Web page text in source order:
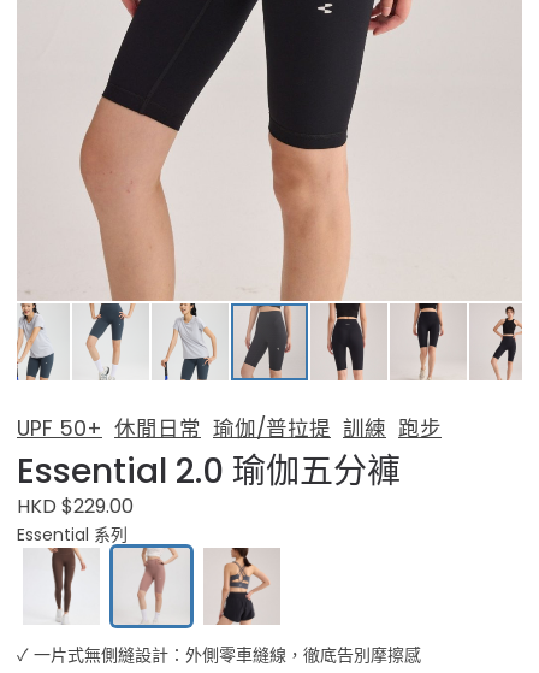
UPF 50+ 休閒日常 瑜伽/普拉提 訓練 跑步
Essential 2.0 瑜伽五分褲
HKD $229.00
Essential 系列
✓ 一片式無側縫設計：外側零車縫線，徹底告別摩擦感